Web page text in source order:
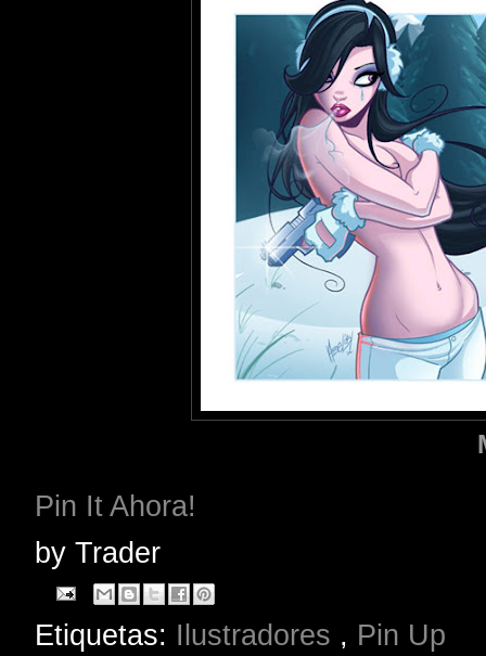
Pin It Ahora!
by Trader
Etiquetas: Ilustradores , Pin Up